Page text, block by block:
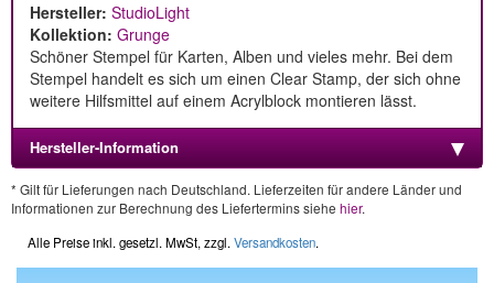
Hersteller: StudioLight
Kollektion: Grunge
Schöner Stempel für Karten, Alben und vieles mehr. Bei dem
Stempel handelt es sich um einen Clear Stamp, der sich ohne
weitere Hilfsmittel auf einem Acrylblock montieren lässt.
Hersteller-Information
* Gilt für Lieferungen nach Deutschland. Lieferzeiten für andere Länder und
Informationen zur Berechnung des Liefertermins siehe hier.
Alle Preise inkl. gesetzl. MwSt, zzgl. Versandkosten.